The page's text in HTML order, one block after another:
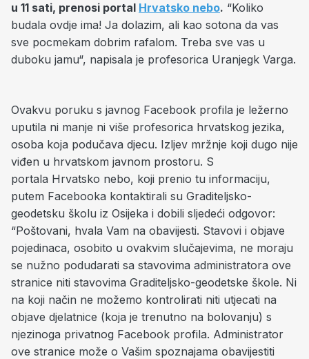
u 11 sati, prenosi portal Hrvatsko nebo. “Koliko
budala ovdje ima! Ja dolazim, ali kao sotona da vas
sve pocmekam dobrim rafalom. Treba sve vas u
duboku jamu“, napisala je profesorica Uranjegk Varga.
Ovakvu poruku s javnog Facebook profila je ležerno
uputila ni manje ni više profesorica hrvatskog jezika,
osoba koja podučava djecu. Izljev mržnje koji dugo nije
viđen u hrvatskom javnom prostoru. S
portala Hrvatsko nebo, koji prenio tu informaciju,
putem Facebooka kontaktirali su Graditeljsko-
geodetsku školu iz Osijeka i dobili sljedeći odgovor:
“Poštovani, hvala Vam na obavijesti. Stavovi i objave
pojedinaca, osobito u ovakvim slučajevima, ne moraju
se nužno podudarati sa stavovima administratora ove
stranice niti stavovima Graditeljsko-geodetske škole. Ni
na koji način ne možemo kontrolirati niti utjecati na
objave djelatnice (koja je trenutno na bolovanju) s
njezinoga privatnog Facebook profila. Administrator
ove stranice može o Vašim spoznajama obavijestiti